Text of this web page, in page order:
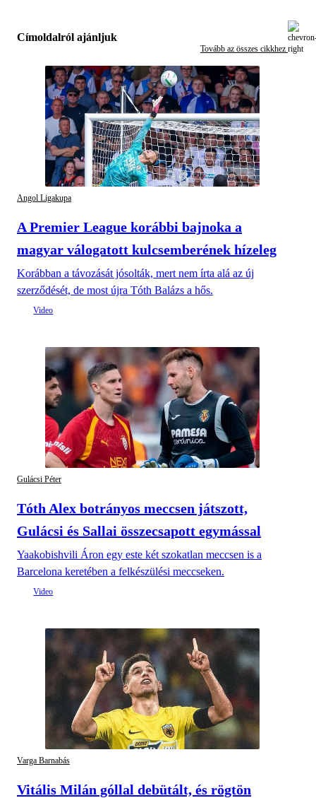
Címoldalról ajánljuk
Tovább az összes cikkhez
Angol Ligakupa
A Premier League korábbi bajnoka a
magyar válogatott kulcsemberének hízeleg
Korábban a távozását jósolták, mert nem írta alá az új
szerződését, de most újra Tóth Balázs a hős.
Gulácsi Péter
Tóth Alex botrányos meccsen játszott,
Gulácsi és Sallai összecsapott egymással
Yaakobishvili Áron egy este két szokatlan meccsen is a
Barcelona keretében a felkészülési meccseken.
Varga Barnabás
Vitális Milán góllal debütált, és rögtön